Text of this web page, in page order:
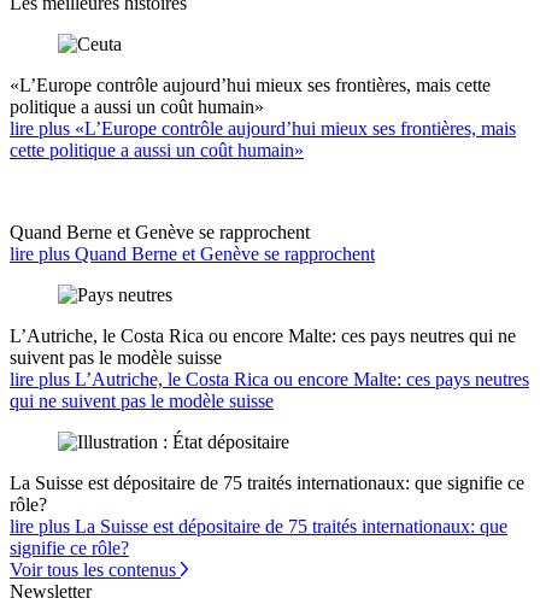
«L’Europe contrôle aujourd’hui mieux ses frontières, mais cette
politique a aussi un coût humain»
lire plus «L’Europe contrôle aujourd’hui mieux ses frontières, mais
cette politique a aussi un coût humain»
Quand Berne et Genève se rapprochent
lire plus Quand Berne et Genève se rapprochent
L’Autriche, le Costa Rica ou encore Malte: ces pays neutres qui ne
suivent pas le modèle suisse
lire plus L’Autriche, le Costa Rica ou encore Malte: ces pays neutres
qui ne suivent pas le modèle suisse
La Suisse est dépositaire de 75 traités internationaux: que signifie ce
rôle?
lire plus La Suisse est dépositaire de 75 traités internationaux: que
signifie ce rôle?
Voir tous les contenus
Newsletter